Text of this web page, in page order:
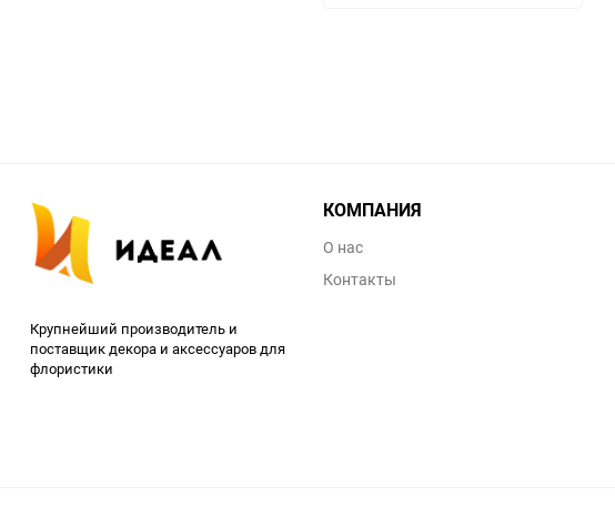
Крупнейший производитель и
поставщик декора и аксессуаров для
флористики
КОМПАНИЯ
О нас
Контакты